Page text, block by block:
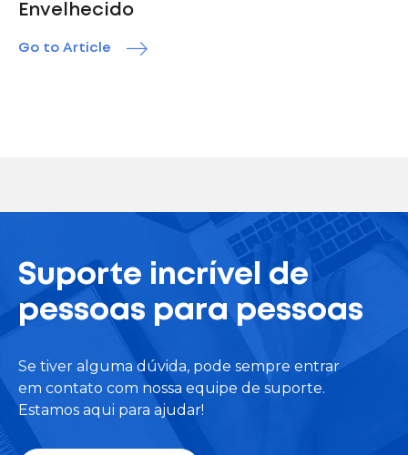
Envelhecido
Go to Article
Suporte incrível de
pessoas para pessoas
Se tiver alguma dúvida, pode sempre entrar
em contato com nossa equipe de suporte.
Estamos aqui para ajudar!